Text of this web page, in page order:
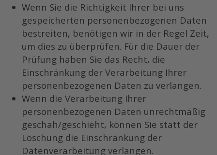
Wenn Sie die Richtigkeit Ihrer bei uns
gespeicherten personenbezogenen Daten
bestreiten, benötigen wir in der Regel Zeit,
um dies zu überprüfen. Für die Dauer der
Prüfung haben Sie das Recht, die
Einschränkung der Verarbeitung Ihrer
personenbezogenen Daten zu verlangen.
Wenn die Verarbeitung Ihrer
personenbezogenen Daten unrechtmäßig
geschah/geschieht, können Sie statt der
Löschung die Einschränkung der
Datenverarbeitung verlangen.